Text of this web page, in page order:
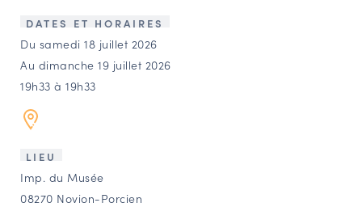
CONTACT
Agenda
Annuaire
Ressources
DATES ET HORAIRES
Du samedi 18 juillet 2026
Au dimanche 19 juillet 2026
19h33 à 19h33
LIEU
Imp. du Musée
08270 Novion-Porcien